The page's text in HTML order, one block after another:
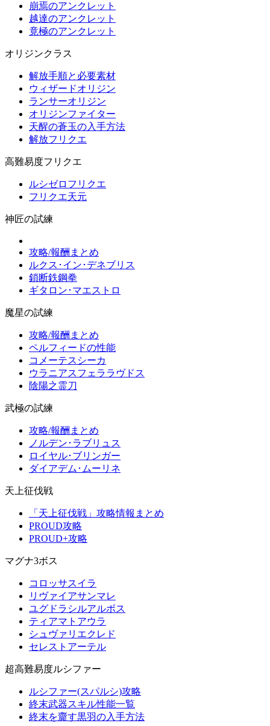
崩焉のアンクレット
越達のアンクレット
竟極のアンクレット
オリジンクラス
解放手順と必要素材
ウィザードオリジン
ランサーオリジン
オリジンファイター
天醒の蒼玉の入手方法
解放フリクエ
高難易度フリクエ
ルシゼロフリクエ
フリクエ天元
神匠の試練
攻略/報酬まとめ
ルクス･イン･デネブリス
鎖断鉄鋼拳
ギタロン･マエストロ
魔星の試練
攻略/報酬まとめ
ペルフィードの性能
コメーテスシーカ
ウラニアスフェララヴドス
陰陽之霊刀
武極の試練
攻略/報酬まとめ
ノルデン･ラブリュス
ロイヤル･ブリンガー
ダイアデム･ムーリネ
天上征伐戦
「天上征伐戦」攻略情報まとめ
PROUD攻略
PROUD+攻略
マグナ3ボス
コロッサスイラ
リヴァイアサンマレ
ユグドラシルアルボス
ティアマトアウラ
シュヴァリエクレド
セレストアーテル
超高難易度ルシファー
ルシファー(スパルシ)攻略
終末武器スキル性能一覧
終末を齎す黒羽の入手方法